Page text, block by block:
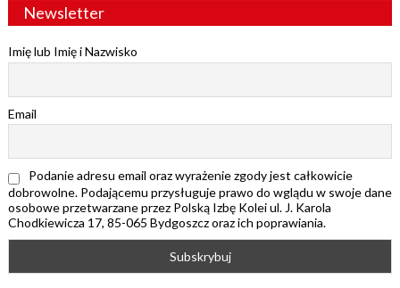
Newsletter
Imię lub Imię i Nazwisko
Email
Podanie adresu email oraz wyrażenie zgody jest całkowicie
dobrowolne. Podającemu przysługuje prawo do wglądu w swoje dane
osobowe przetwarzane przez Polską Izbę Kolei ul. J. Karola
Chodkiewicza 17, 85-065 Bydgoszcz oraz ich poprawiania.